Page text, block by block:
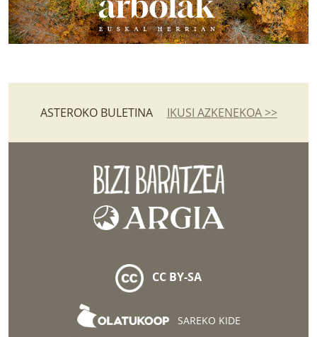
ASTEROKO BULETINA IKUSI AZKENEKOA >>
CC BY-SA
SAREKO KIDE